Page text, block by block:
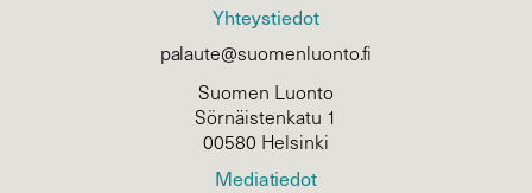
Yhteystiedot
palaute@suomenluonto.fi
Suomen Luonto
Sörnäistenkatu 1
00580 Helsinki
Mediatiedot